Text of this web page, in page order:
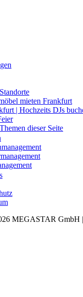
mieten Frankfurt
| Hochzeits DJs
dieser Seite
MEGASTAR GmbH